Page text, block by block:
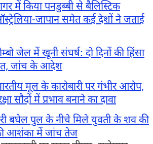
में किया पनडुब्बी से बैलिस्टिक
जापान समेत कई देशों ने जताई
जेल में खूनी संघर्ष: दो दिनों की हिंसा
जांच के आदेश
मूल के कारोबारी पर गंभीर आरोप,
सौदों में प्रभाव बनाने का दावा
बघेल पुल के नीचे मिले युवती के शव की
आशंका में जांच तेज